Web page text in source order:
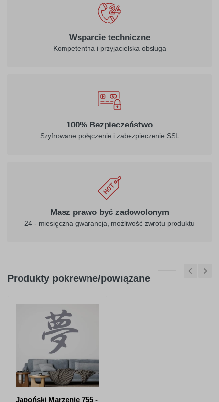
Wsparcie techniczne
Kompetentna i przyjacielska obsługa
100% Bezpieczeństwo
Szyfrowane połączenie i zabezpieczenie SSL
Masz prawo być zadowolonym
24 - miesięczna gwarancja, możliwość zwrotu produktu
Produkty pokrewne/powiązane
Japoński Marzenie 755 -